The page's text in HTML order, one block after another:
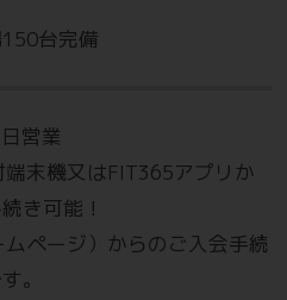
。
ペーンに加えて
分→半額‼✨
台完備
営業
末機又はFIT365アプリか
き可能！
ムページ）からのご入会手続
。